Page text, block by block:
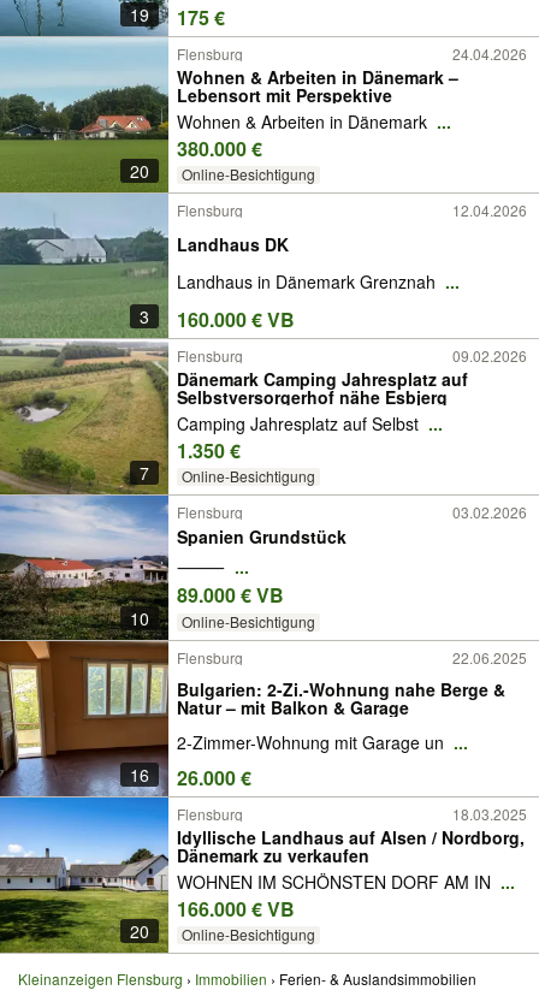
19 175 €
20
Flensburg 24.04.2026
Wohnen & Arbeiten in Dänemark –
Lebensort mit Perspektive
Wohnen & Arbeiten in Dänemark ...
380.000 €
Online-Besichtigung
3
Flensburg 12.04.2026
Landhaus DK
Landhaus in Dänemark Grenznah ...
160.000 € VB
7
Flensburg 09.02.2026
Dänemark Camping Jahresplatz auf
Selbstversorgerhof nähe Esbjerg
Camping Jahresplatz auf Selbst ...
1.350 €
Online-Besichtigung
10
Flensburg 03.02.2026
Spanien Grundstück
⸻ ...
89.000 € VB
Online-Besichtigung
16
Flensburg 22.06.2025
Bulgarien: 2-Zi.-Wohnung nahe Berge &
Natur – mit Balkon & Garage
2-Zimmer-Wohnung mit Garage un ...
26.000 €
20
Flensburg 18.03.2025
Idyllische Landhaus auf Alsen / Nordborg,
Dänemark zu verkaufen
WOHNEN IM SCHÖNSTEN DORF AM IN ...
166.000 € VB
Online-Besichtigung
Kleinanzeigen Flensburg Immobilien Ferien- & Auslandsimmobilien